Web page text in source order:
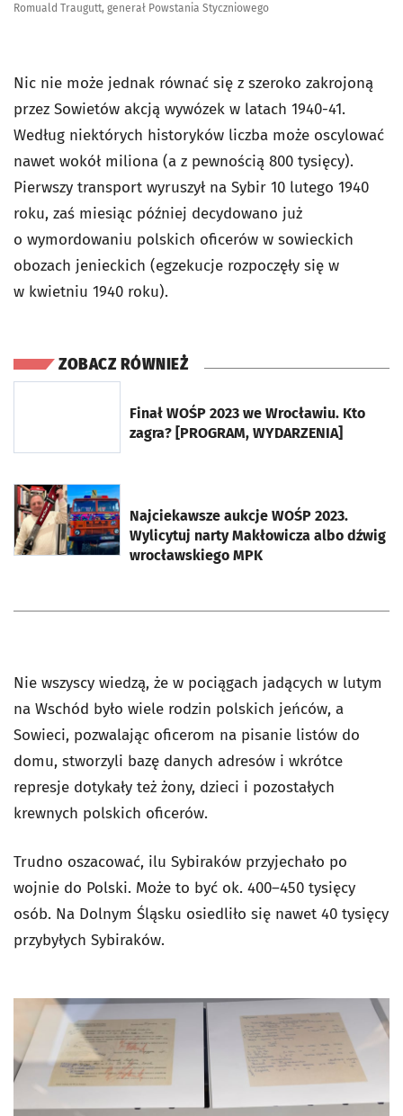
Romuald Traugutt, generał Powstania Styczniowego
Nic nie może jednak równać się z szeroko zakrojoną
przez Sowietów akcją wywózek w latach 1940-41.
Według niektórych historyków liczba może oscylować
nawet wokół miliona (a z pewnością 800 tysięcy).
Pierwszy transport wyruszył na Sybir 10 lutego 1940
roku, zaś miesiąc później decydowano już
o wymordowaniu polskich oficerów w sowieckich
obozach jenieckich (egzekucje rozpoczęły się w
w kwietniu 1940 roku).
ZOBACZ RÓWNIEŻ
Finał WOŚP 2023 we Wrocławiu. Kto
zagra? [PROGRAM, WYDARZENIA]
Najciekawsze aukcje WOŚP 2023.
Wylicytuj narty Makłowicza albo dźwig
wrocławskiego MPK
otworzy się w nowej karcie
Nie wszyscy wiedzą, że w pociągach jadących w lutym
na Wschód było wiele rodzin polskich jeńców, a
Sowieci, pozwalając oficerom na pisanie listów do
domu, stworzyli bazę danych adresów i wkrótce
represje dotykały też żony, dzieci i pozostałych
krewnych polskich oficerów.
Trudno oszacować, ilu Sybiraków przyjechało po
wojnie do Polski. Może to być ok. 400–450 tysięcy
osób. Na Dolnym Śląsku osiedliło się nawet 40 tysięcy
przybyłych Sybiraków.